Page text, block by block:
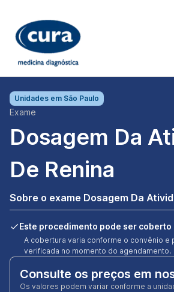
Unidades em São Paulo
Exame
Dosagem Da
De Renina
Sobre o exame Dosagem Da
Este procedimento pode ser
A cobertura varia conforme o convênio e
verificada no momento do agendamento.
Consulte os preços em
Os valores podem variar conforme a